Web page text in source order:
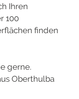
Ihren
100
finden
gerne.
Oberthulba